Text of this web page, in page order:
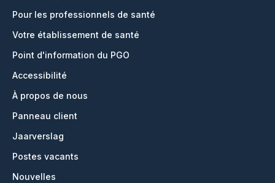
Pour les professionnels de santé
Votre établissement de santé
Point d'information du PGO
Accessibilité
À propos de nous
Panneau client
Jaarverslag
Postes vacants
Nouvelles